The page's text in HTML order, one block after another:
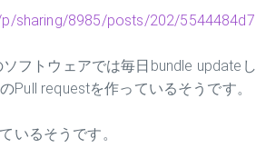
sharing/8985/posts/202/
フトウェアでは毎日bundle update
のPull requestを作っているそうです。
いるそうです。